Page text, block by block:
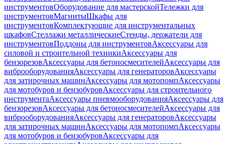
инструментовОборудование для мастерскойТележки для
инструментовМагнитыШкафы для
инструментовКомплектующие для инструментальных
шкафовСтеллажи металлическиеСтенды, держатели для
инструментовПоддоны для инструментовАксессуары для
силовой и строительной техникиАксессуары для
бензорезовАксессуары для бетоносмесителейАксессуары для
виброоборудованияАксессуары для генераторовАксессуары
для затирочных машинАксессуары для мотопомпАксессуары
для мотобуров и бензобуровАксессуары для строительного
инструментаАксессуары пневмооборудованияАксессуары для
бензорезовАксессуары для бетоносмесителейАксессуары для
виброоборудованияАксессуары для генераторовАксессуары
для затирочных машинАксессуары для мотопомпАксессуары
для мотобуров и бензобуровАксессуары для